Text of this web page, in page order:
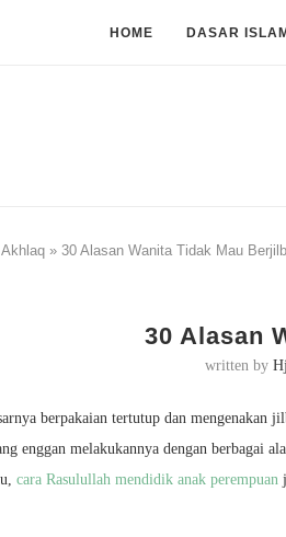
HOME DASAR ISLAM
Akhlaq » 30 Alasan Wanita Tidak Mau
30 Alasan
written by
berpakaian tertutup dan mengenakan
enggan melakukannya dengan berbagai
cara Rasulullah mendidik anak perempuan